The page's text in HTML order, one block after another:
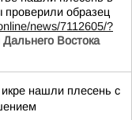
проверили образец
news/7112605/?
Востока
нашли плесень с